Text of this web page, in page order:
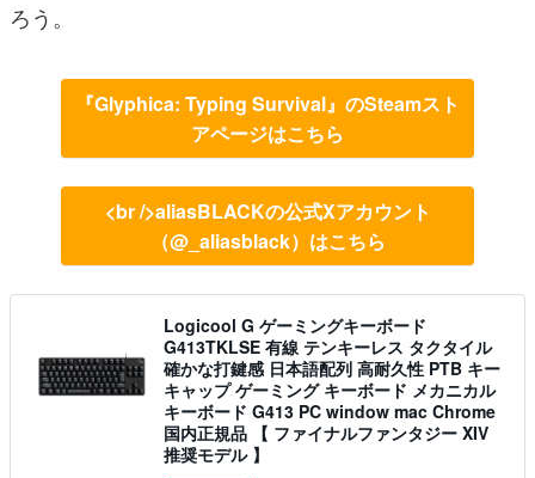
ろう。
『Glyphica: Typing Survival』のSteamスト
アページはこちら
<br />aliasBLACKの公式Xアカウント
（@_aliasblack）はこちら
Logicool G ゲーミングキーボード
G413TKLSE 有線 テンキーレス タクタイル
確かな打鍵感 日本語配列 高耐久性 PTB キー
キャップ ゲーミング キーボード メカニカル
キーボード G413 PC window mac Chrome
国内正規品 【 ファイナルファンタジー XIV
推奨モデル 】